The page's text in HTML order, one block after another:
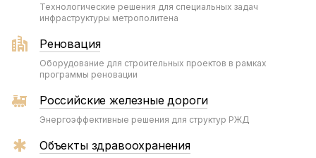
Технологические решения для специальных задач
инфраструктуры метрополитена
Реновация
Оборудование для строительных проектов в рамках
программы реновации
Российские железные дороги
Энергоэффективные решения для структур РЖД
Объекты здравоохранения